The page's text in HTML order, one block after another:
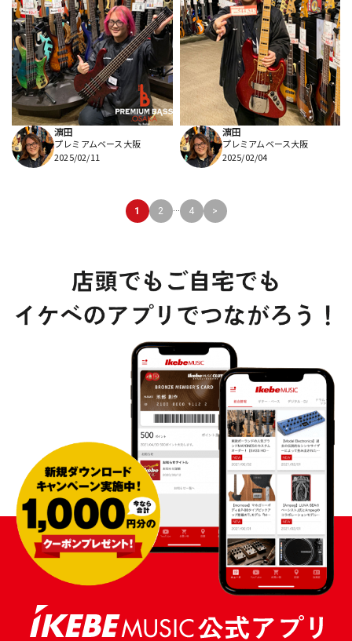
濵田
プレミアムベース大阪
2025/02/11
濵田
プレミアムベース大阪
2025/02/04
1 2 ... 4 >